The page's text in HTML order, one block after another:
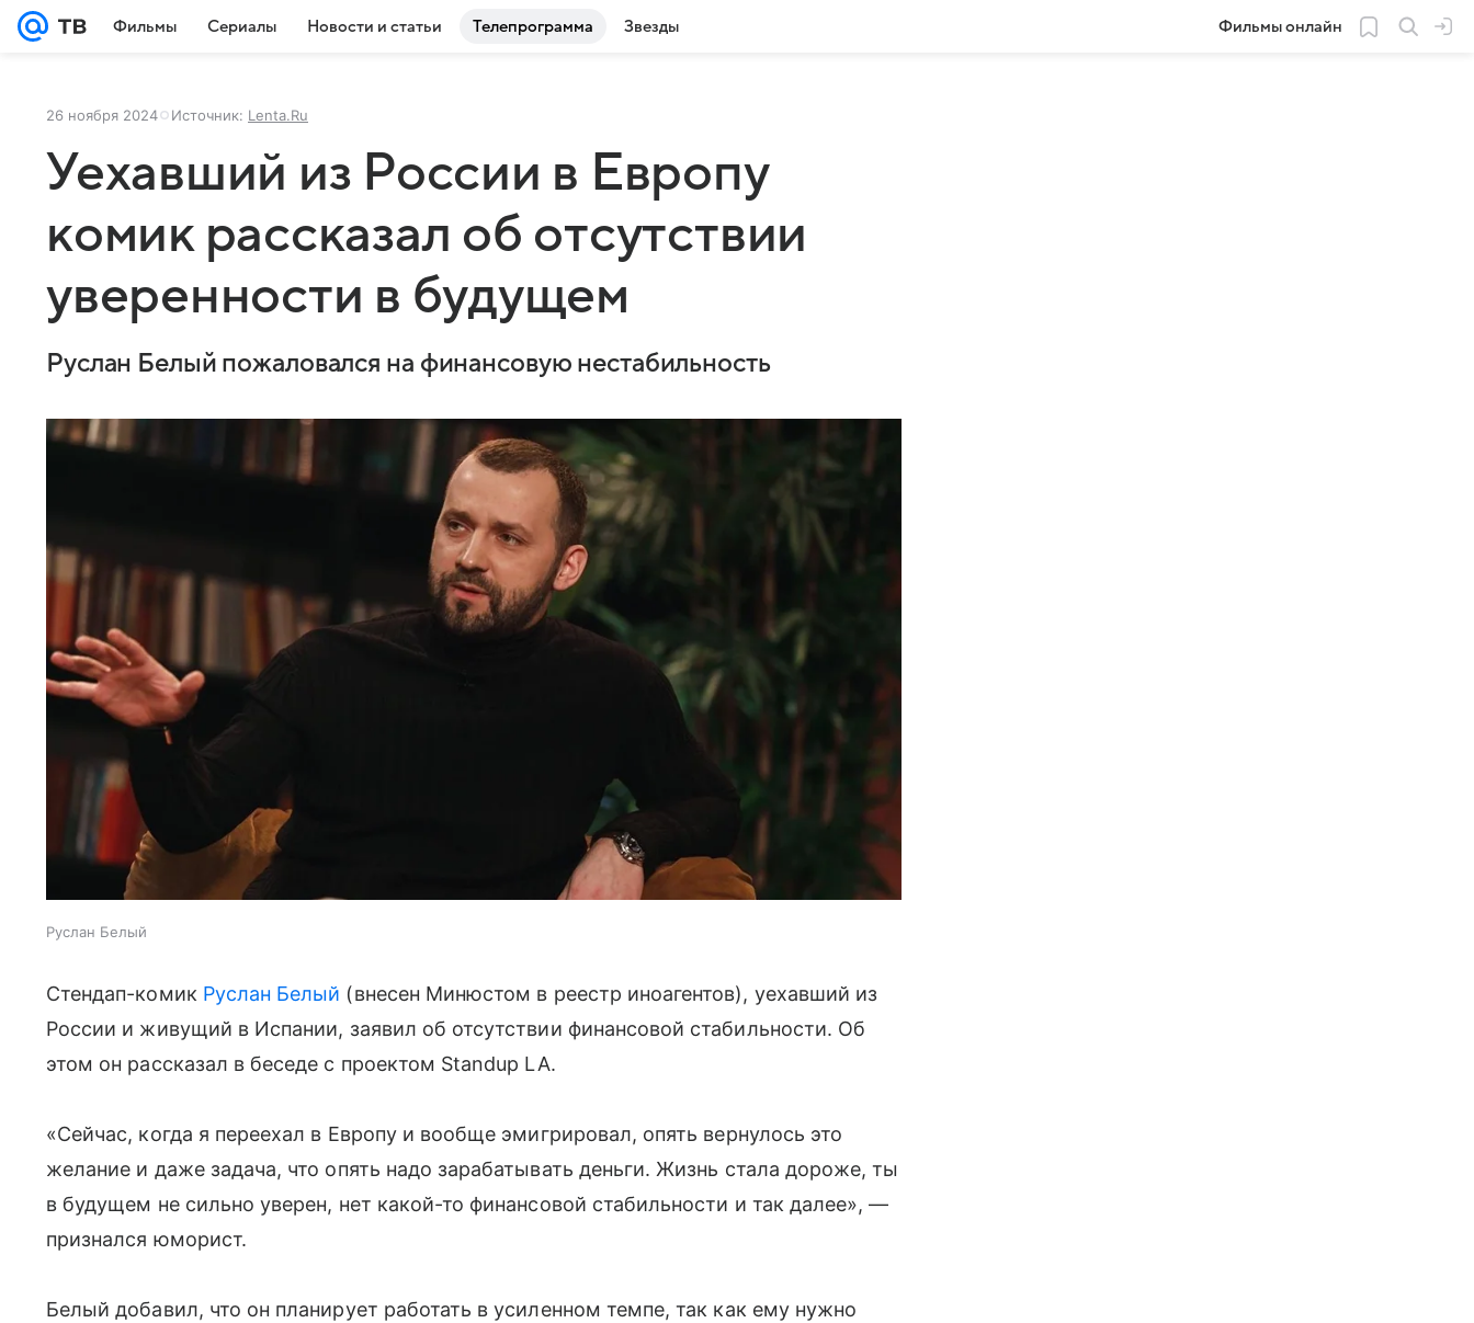
Фильмы Сериалы Новости и статьи Телепрограмма Звезды Фильмы онлайн
26 ноября 2024 Источник: Lenta.Ru
Уехавший из России в Европу
комик рассказал об отсутствии
уверенности в будущем
Руслан Белый пожаловался на финансовую нестабильность
Руслан Белый
Стендап-комик Руслан Белый (внесен Минюстом в реестр иноагентов), уехавший из
России и живущий в Испании, заявил об отсутствии финансовой стабильности. Об
этом он рассказал в беседе с проектом Standup LA.
«Сейчас, когда я переехал в Европу и вообще эмигрировал, опять вернулось это
желание и даже задача, что опять надо зарабатывать деньги. Жизнь стала дороже, ты
в будущем не сильно уверен, нет какой-то финансовой стабильности и так далее», —
признался юморист.
Белый добавил, что он планирует работать в усиленном темпе, так как ему нужно